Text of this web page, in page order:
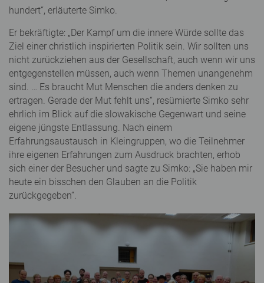
hundert“, erläuterte Simko.
Er bekräftigte: „Der Kampf um die innere Würde sollte das
Ziel einer christlich inspirierten Politik sein. Wir sollten uns
nicht zurückziehen aus der Gesellschaft, auch wenn wir uns
entgegenstellen müssen, auch wenn Themen unangenehm
sind. … Es braucht Mut Menschen die anders denken zu
ertragen. Gerade der Mut fehlt uns“, resümierte Simko sehr
ehrlich im Blick auf die slowakische Gegenwart und seine
eigene jüngste Entlassung. Nach einem
Erfahrungsaustausch in Kleingruppen, wo die Teilnehmer
ihre eigenen Erfahrungen zum Ausdruck brachten, erhob
sich einer der Besucher und sagte zu Simko: „Sie haben mir
heute ein bisschen den Glauben an die Politik
zurückgegeben“.